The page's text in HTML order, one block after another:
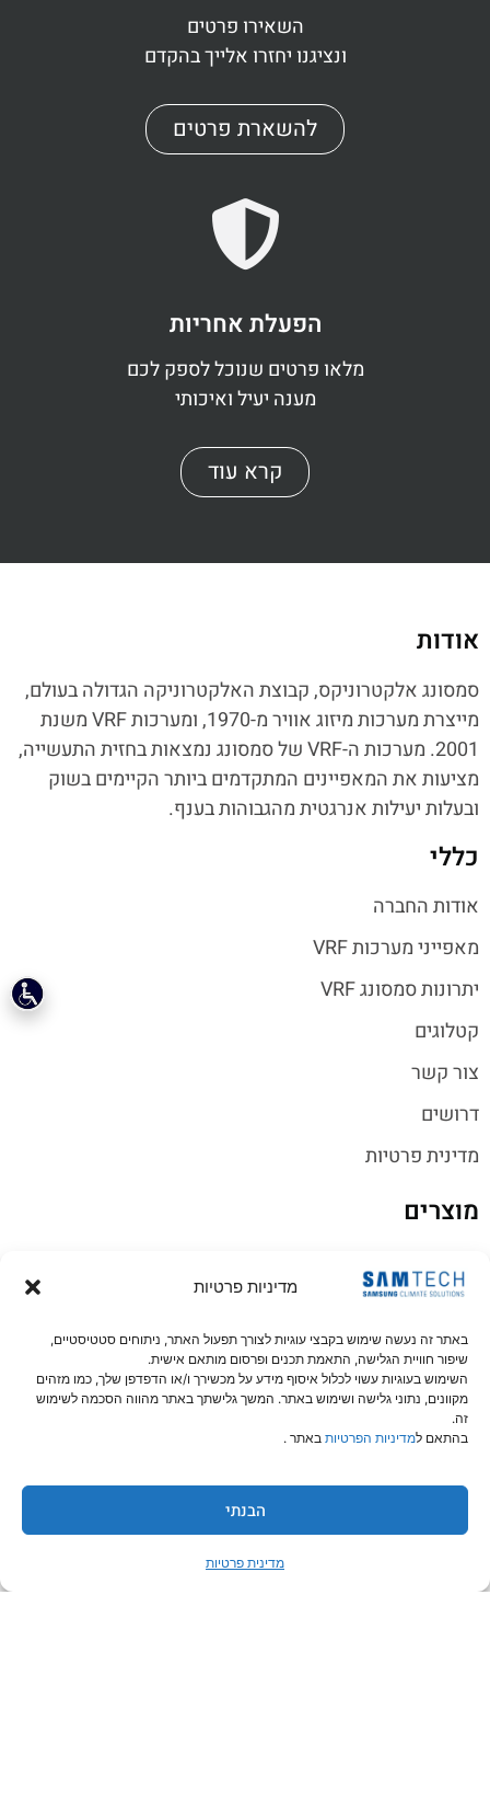
מדיניות פרטיות
באתר זה נעשה שימוש בקבצי עוגיות לצורך תפעול האתר, ניתוחים סטטיסטיים,
שיפור חוויית הגלישה, התאמת תכנים ופרסום מותאם אישית.
השימוש בעוגיות עשוי לכלול איסוף מידע על מכשירך ו/או הדפדפן שלך, כמו מזהים
מקוונים, נתוני גלישה ושימוש באתר. המשך גלישתך באתר מהווה הסכמה לשימוש
זה.
בהתאם למדיניות הפרטיות באתר .
הבנתי
מדינית פרטיות
השאירו פרטים
ונציגנו יחזרו אלייך בהקדם
להשארת פרטים
הפעלת אחריות
מלאו פרטים שנוכל לספק לכם
מענה יעיל ואיכותי
קרא עוד
אודות
סמסונג אלקטרוניקס, קבוצת האלקטרוניקה הגדולה בעולם,
מייצרת מערכות מיזוג אוויר מ-1970, ומערכות VRF משנת
2001. מערכות ה-VRF של סמסונג נמצאות בחזית התעשייה,
מציעות את המאפיינים המתקדמים ביותר הקיימים בשוק
ובעלות יעילות אנרגטית מהגבוהות בענף.
כללי
אודות החברה
מאפייני מערכות VRF
יתרונות סמסונג VRF
קטלוגים
צור קשר
דרושים
מדינית פרטיות
מוצרים
יחידות פנים VRF
מערכות חימום מים
פיקוד ובקרה
אביזרים
קישורים
סמסונג ישראל